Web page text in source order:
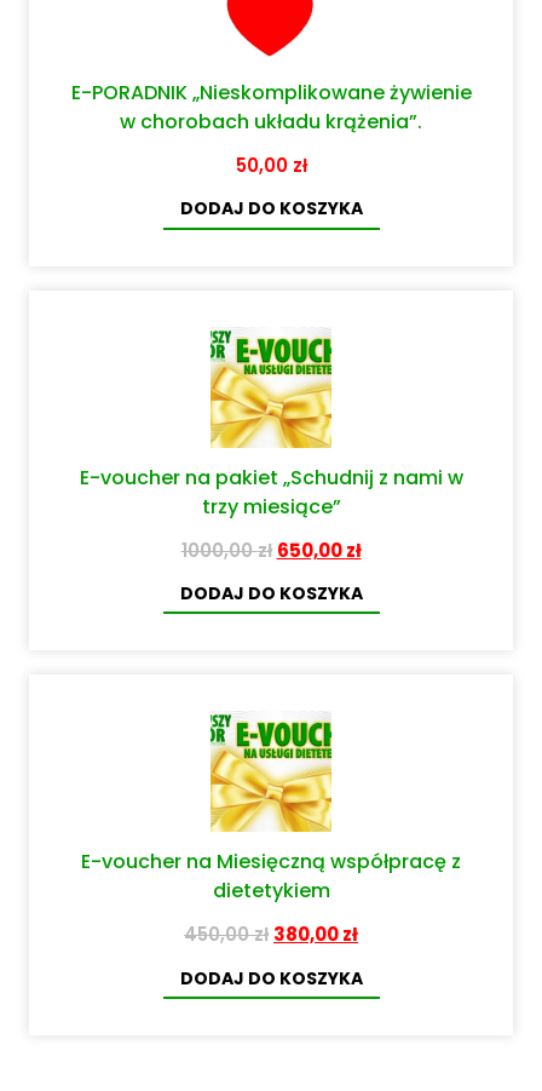
E-PORADNIK „Nieskomplikowane żywienie
w chorobach układu krążenia”.
50,00 zł
DODAJ DO KOSZYKA
E-voucher na pakiet „Schudnij z nami w
trzy miesiące”
1000,00zł 650,00zł
DODAJ DO KOSZYKA
E-voucher na Miesięczną współpracę z
dietetykiem
450,00zł 380,00zł
DODAJ DO KOSZYKA